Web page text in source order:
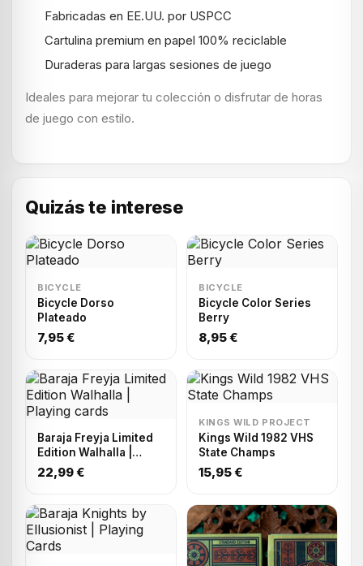
Fabricadas en EE.UU. por USPCC
Cartulina premium en papel 100% reciclable
Duraderas para largas sesiones de juego
Ideales para mejorar tu colección o disfrutar de horas
de juego con estilo.
Quizás te interese
BICYCLE
Bicycle Dorso
Plateado
7,95 €
BICYCLE
Bicycle Color Series
Berry
8,95 €
Baraja Freyja Limited
Edition Walhalla |
Playing cards
22,99 €
KINGS WILD PROJECT
Kings Wild 1982 VHS
State Champs
15,95 €